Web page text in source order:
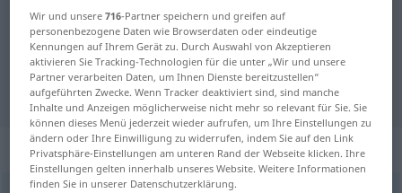
Deutsch-Serbisch Übersetzung für
"anstellen"
"anstellen" Serbisch Übersetzung
„anstellen“
Wir und unsere716-Partner speichern und greifen auf
personenbezogene Daten wie Browserdaten oder eindeutige
Kennungen auf Ihrem Gerät zu. Durch Auswahl von Akzeptieren
aktivieren Sie Tracking-Technologien für die unter „Wir und unsere
Partner verarbeiten Daten, um Ihnen Dienste bereitzustellen“
aufgeführten Zwecke. Wenn Tracker deaktiviert sind, sind manche
Inhalte und Anzeigen möglicherweise nicht mehr so relevant für Sie. Sie
können dieses Menü jederzeit wieder aufrufen, um Ihre Einstellungen zu
ändern oder Ihre Einwilligung zu widerrufen, indem Sie auf den Link
Privatsphäre-Einstellungen am unteren Rand der Webseite klicken. Ihre
Einstellungen gelten innerhalb unseres Website. Weitere Informationen
finden Sie in unserer Datenschutzerklärung.